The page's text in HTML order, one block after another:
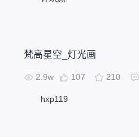
梵高星空_灯光画
2.9w 107 210
hxp119